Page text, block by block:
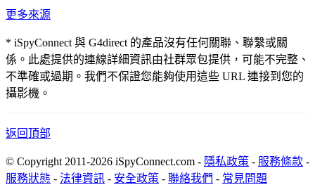
更多來源
* iSpyConnect 與 G4direct 的產品沒有任何關聯、聯繫或關
係。此處提供的連線詳細資訊由社群眾包提供，可能不完整、
不準確或過期。我們不保證您能夠使用這些 URL 連接到您的
攝影機。
返回頂部
© Copyright 2011-2026 iSpyConnect.com - 隱私政策 - 服務條款 -
服務狀態 - 法律資訊 - 安全政策 - 聯絡我們 - 常見問題